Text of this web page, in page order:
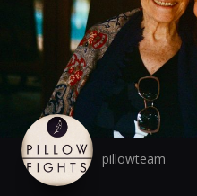
pillowteam